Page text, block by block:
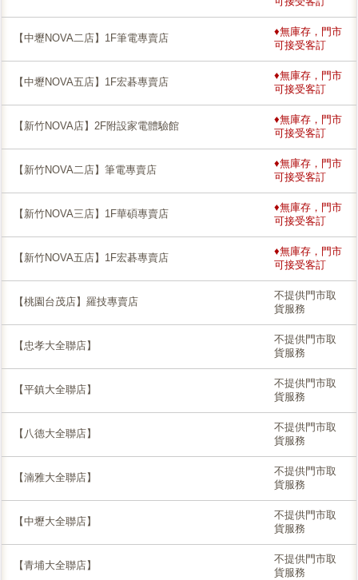
【中壢NOVA二店】1F筆電專賣店
♦無庫存，門市
可接受客訂
【中壢NOVA五店】1F宏碁專賣店
♦無庫存，門市
可接受客訂
【新竹NOVA店】2F附設家電體驗館
♦無庫存，門市
可接受客訂
【新竹NOVA二店】筆電專賣店
♦無庫存，門市
可接受客訂
【新竹NOVA三店】1F華碩專賣店
♦無庫存，門市
可接受客訂
【新竹NOVA五店】1F宏碁專賣店
♦無庫存，門市
可接受客訂
【桃園台茂店】羅技專賣店
不提供門市取
貨服務
【忠孝大全聯店】
不提供門市取
貨服務
【平鎮大全聯店】
不提供門市取
貨服務
【八德大全聯店】
不提供門市取
貨服務
【湳雅大全聯店】
不提供門市取
貨服務
【中壢大全聯店】
不提供門市取
貨服務
【青埔大全聯店】
不提供門市取
貨服務